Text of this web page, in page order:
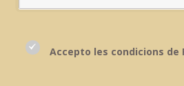
Accepto les condicions de